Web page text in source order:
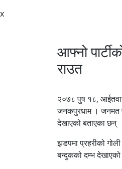
x
आफ्नो
राउत
२०७८ पुष १८,
जनकपुरधाम । जनमत
देखाएको बताएका छन्
झडपमा प्रहरीको
बन्दुकको दम्भ